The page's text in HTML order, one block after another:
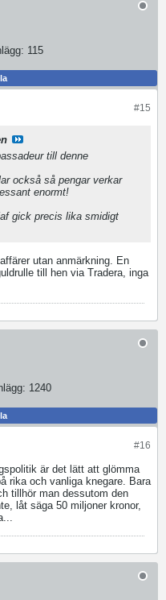
115
#15
till denne
också så pengar verkar
enormt!
gick precis lika smidigt
utan anmärkning. En
till hen via Tradera, inga
1240
#16
är det lätt att glömma
rika och vanliga knegare. Bara
tillhör man dessutom den
låt säga 50 miljoner kronor,